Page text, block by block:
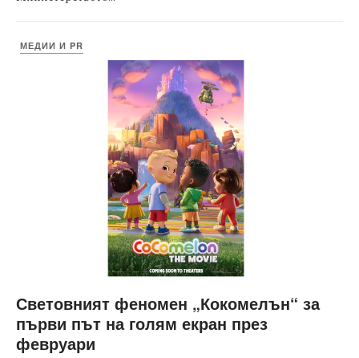
МЕДИИ И PR
Световният феномен „Кокомелън“ за
първи път на голям екран през
февруари